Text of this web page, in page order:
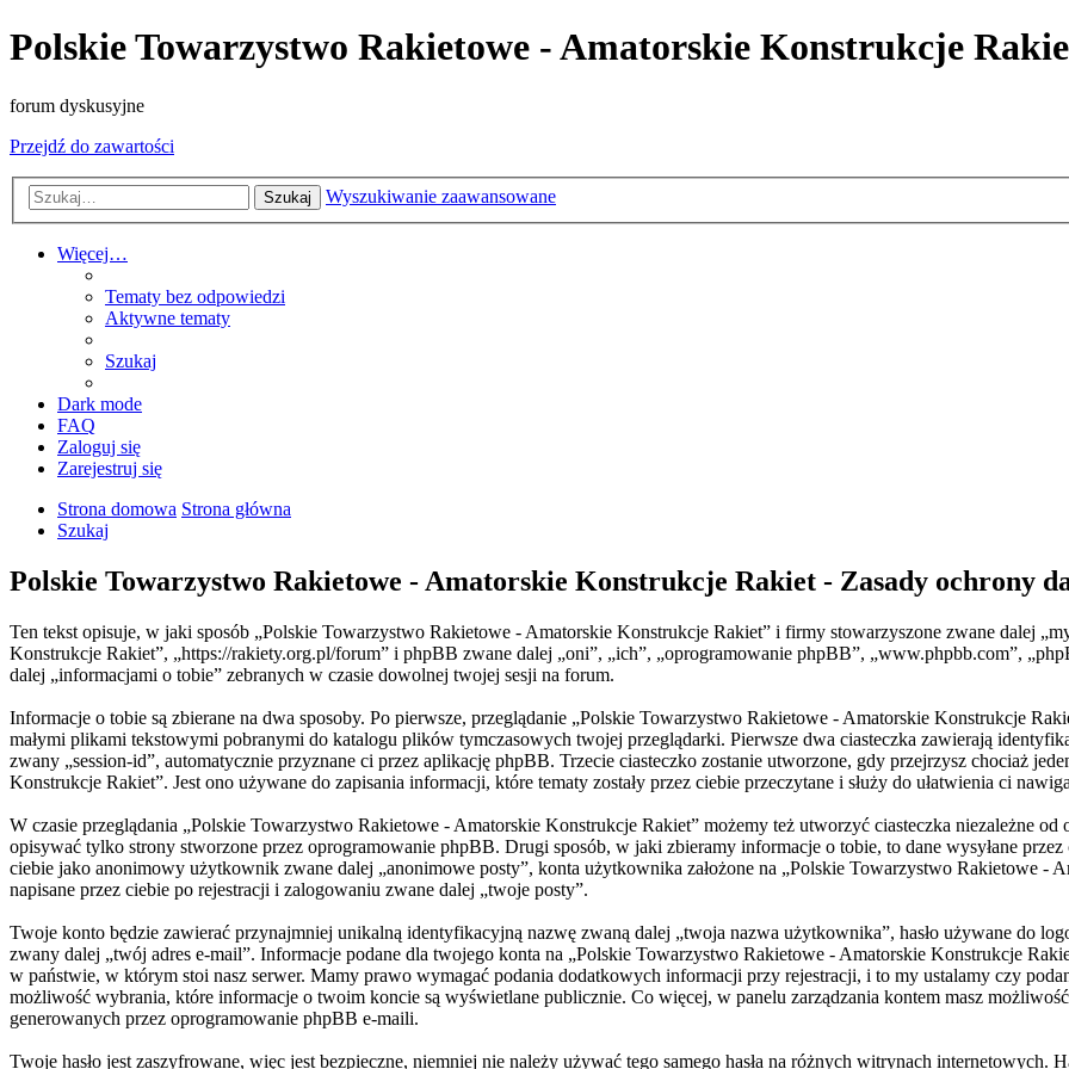
Polskie Towarzystwo Rakietowe - Amatorskie Konstrukcje
forum dyskusyjne
Przejdź do zawartości
Szukaj Wyszukiwanie zaawansowane
Więcej…
Tematy bez odpowiedzi
Aktywne tematy
Szukaj
Dark mode
FAQ
Zaloguj się
Zarejestruj się
Strona domowa Strona główna
Szukaj
Polskie Towarzystwo Rakietowe - Amatorskie Konstrukcje Rakiet - Zasady ochrony
Ten tekst opisuje, w jaki sposób „Polskie Towarzystwo Rakietowe - Amatorskie Konstrukcje Rakiet” i firmy stowarzyszone zwane dalej
Konstrukcje Rakiet”, „https://rakiety.org.pl/forum” i phpBB zwane dalej „oni”, „ich”, „oprogramowanie phpBB”, „www.phpbb.com”,
dalej „informacjami o tobie” zebranych w czasie dowolnej twojej sesji na forum.
Informacje o tobie są zbierane na dwa sposoby. Po pierwsze, przeglądanie „Polskie Towarzystwo Rakietowe - Amatorskie Konstrukcje
małymi plikami tekstowymi pobranymi do katalogu plików tymczasowych twojej przeglądarki. Pierwsze dwa ciasteczka zawierają
zwany „session-id”, automatycznie przyznane ci przez aplikację phpBB. Trzecie ciasteczko zostanie utworzone, gdy przejrzysz chociaż
Konstrukcje Rakiet”. Jest ono używane do zapisania informacji, które tematy zostały przez ciebie przeczytane i służy do ułatwienia ci
W czasie przeglądania „Polskie Towarzystwo Rakietowe - Amatorskie Konstrukcje Rakiet” możemy też utworzyć ciasteczka niezależne
opisywać tylko strony stworzone przez oprogramowanie phpBB. Drugi sposób, w jaki zbieramy informacje o tobie, to dane wysyłane
ciebie jako anonimowy użytkownik zwane dalej „anonimowe posty”, konta użytkownika założone na „Polskie Towarzystwo Rakietowe -
napisane przez ciebie po rejestracji i zalogowaniu zwane dalej „twoje posty”.
Twoje konto będzie zawierać przynajmniej unikalną identyfikacyjną nazwę zwaną dalej „twoja nazwa użytkownika”, hasło używane do
zwany dalej „twój adres e-mail”. Informacje podane dla twojego konta na „Polskie Towarzystwo Rakietowe - Amatorskie Konstrukcje
w państwie, w którym stoi nasz serwer. Mamy prawo wymagać podania dodatkowych informacji przy rejestracji, i to my ustalamy czy
możliwość wybrania, które informacje o twoim koncie są wyświetlane publicznie. Co więcej, w panelu zarządzania kontem masz
generowanych przez oprogramowanie phpBB e-maili.
Twoje hasło jest zaszyfrowane, więc jest bezpieczne, niemniej nie należy używać tego samego hasła na różnych witrynach